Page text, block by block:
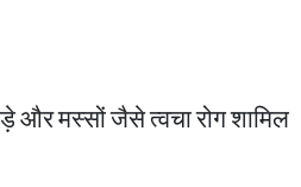
और मस्सों जैसे त्वचा रोग शामिल